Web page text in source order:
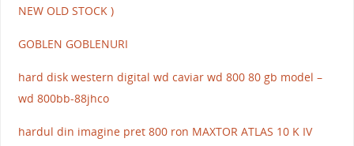
NEW OLD STOCK )
GOBLEN GOBLENURI
hard disk western digital wd caviar wd 800 80 gb model –
wd 800bb-88jhco
hardul din imagine pret 800 ron MAXTOR ATLAS 10 K IV